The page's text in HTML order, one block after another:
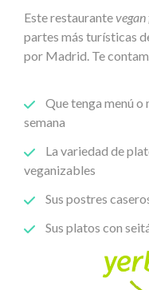
Este restaurante
partes más turísticas
por Madrid. Te
Que tenga menú o
semana
La variedad de
veganizables
Sus postres
Sus platos con